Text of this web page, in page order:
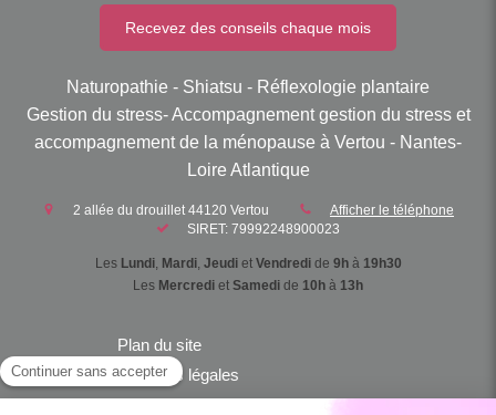
Recevez des conseils chaque mois
Naturopathie - Shiatsu - Réflexologie plantaire
Gestion du stress- Accompagnement gestion du stress et
accompagnement de la ménopause à Vertou - Nantes-
Loire Atlantique
2 allée du drouillet 44120 Vertou
Afficher le téléphone
SIRET: 79992248900023
Les Lundi, Mardi, Jeudiet Vendredide 9hà 19h30
Les Mercredi et Samedi de 10h à 13h
Plan du site
Mentions légales
Conditions Générales de Vente